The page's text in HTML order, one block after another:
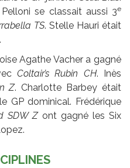
se classait aussi 3e
TS. Stelle Hauri était
.
Agathe Vacher a gagné
Coltair’s Rubin CH. Inès
Z. Charlotte Barbey était
GP dominical. Frédérique
SDW Zont gagné les Six